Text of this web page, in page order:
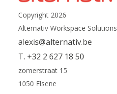
Copyright 2026
Alternativ Workspace Solutions
alexis@alternativ.be
T. +32 2 627 18 50
zomerstraat 15
1050 Elsene